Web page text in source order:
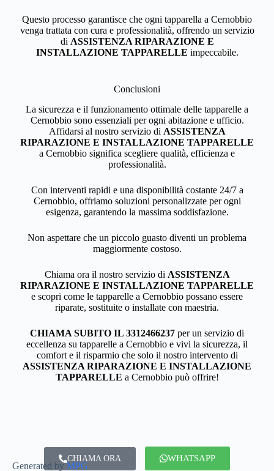
Questo processo garantisce che ogni tapparella a Cernobbio
venga trattata con cura e professionalità, offrendo un servizio
di ASSISTENZA RIPARAZIONE E
INSTALLAZIONE TAPPARELLE impeccabile.
Conclusioni
La sicurezza e il funzionamento ottimale delle tapparelle a
Cernobbio sono essenziali per ogni abitazione e ufficio.
Affidarsi al nostro servizio di ASSISTENZA
RIPARAZIONE E INSTALLAZIONE TAPPARELLE
a Cernobbio significa scegliere qualità, efficienza e
professionalità.
Con interventi rapidi e una disponibilità costante 24/7 a
Cernobbio, offriamo soluzioni personalizzate per ogni
esigenza, garantendo la massima soddisfazione.
Non aspettare che un piccolo guasto diventi un problema
maggiormente costoso.
Chiama ora il nostro servizio di ASSISTENZA
RIPARAZIONE E INSTALLAZIONE TAPPARELLE
e scopri come le tapparelle a Cernobbio possano essere
riparate, sostituite o installate con maestria.
CHIAMA SUBITO IL 3312466237 per un servizio di
eccellenza su tapparelle a Cernobbio e vivi la sicurezza, il
comfort e il risparmio che solo il nostro intervento di
ASSISTENZA RIPARAZIONE E INSTALLAZIONE
TAPPARELLE a Cernobbio può offrire!
CHIAMA ORA WHATSAPP
Generated byMPG